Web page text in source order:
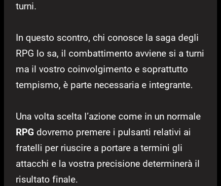
turni.
In questo scontro, chi conosce la saga degli
RPG lo sa, il combattimento avviene si a turni
ma il vostro coinvolgimento e soprattutto
tempismo, è parte necessaria e integrante.
Una volta scelta l’azione come in un normale
RPG dovremo premere i pulsanti relativi ai
fratelli per riuscire a portare a termini gli
attacchi e la vostra precisione determinerà il
risultato finale.